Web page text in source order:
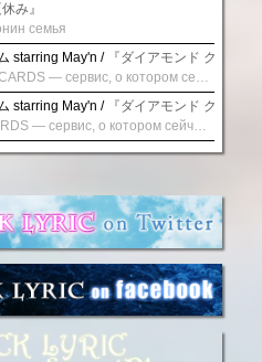
み』
семья
starring May'n / 『ダイアモンド クレバ
starring May'n / 『ダイアモンド クレバ
Что такое XCARDS — сервис, о котором сейчас говорят. Буквально на днях заметил о интересный бренд XCARDS, он помогает создавать онлайн карты чтобы управлять бюджетами. Ключевые преимущества: Выпуск занимает всего считанные минуты. Платформа даёт возможность оформить множество карт для разных целей. Есть поддержка в любое время суток включая персонального менеджера. Есть контроль без задержек — транзакции, уведомления, аналитика — всё под рукой. Возможные нюансы: Регистрация: европейская юрисдикция — желательно убедиться, что сервис можно использовать без нарушений. Финансовые условия: возможно, есть скрытые комиссии, поэтому лучше внимательно прочитать договор. Отзывы пользователей: по отзывам поддержка работает быстро. Надёжность системы: внедрены базовые меры безопасности, но всё равно советую не хранить большие суммы на карте. Вывод: В целом платформа кажется отличным помощником для маркетологов. Платформа сочетает скорость, удобство и гибкость. Как вы думаете? Пользовались ли вы XCARDS? Поделитесь опытом — будет интересно сравнить. Виртуальные карты для бизнеса